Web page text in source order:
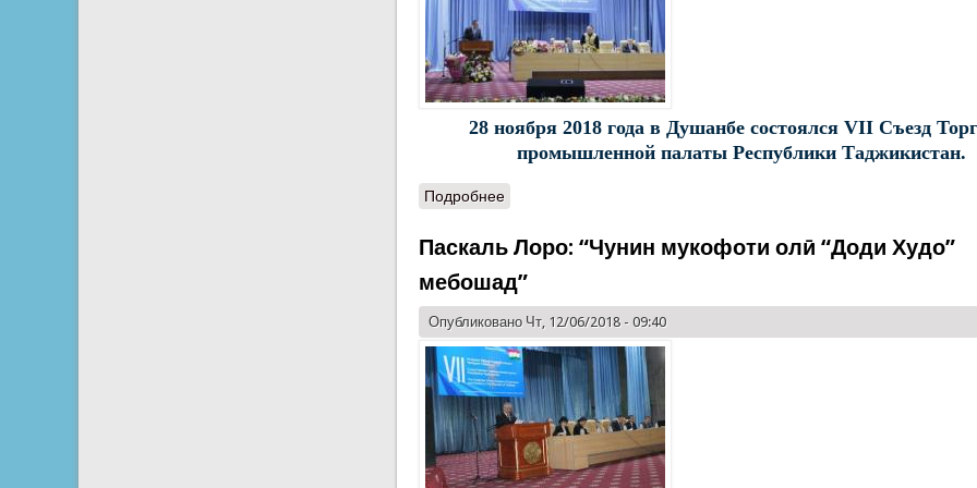
28 ноября 2018 года в Душанбе состоялся VII Съезд
промышленной палаты Республики Таджикистан.
Подробнее
Паскаль Лоро: “Чунин мукофоти олӣ “Доди Худо”
мебошад”
Опубликовано Чт, 12/06/2018 - 09:40